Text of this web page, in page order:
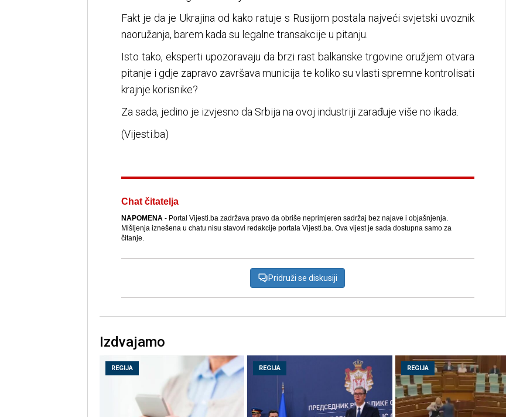
Fakt je da je Ukrajina od kako ratuje s Rusijom postala najveći svjetski uvoznik
naoružanja, barem kada su legalne transakcije u pitanju.
Isto tako, eksperti upozoravaju da brzi rast balkanske trgovine oružjem otvara
pitanje i gdje zapravo završava municija te koliko su vlasti spremne kontrolisati
krajnje korisnike?
Za sada, jedino je izvjesno da Srbija na ovoj industriji zarađuje više no ikada.
(Vijesti.ba)
Chat čitatelja
NAPOMENA- Portal Vijesti.ba zadržava pravo da obriše neprimjeren sadržaj bez najave i objašnjenja.
Mišljenja iznešena u chatu nisu stavovi redakcije portala Vijesti.ba. Ova vijest je sada dostupna samo za
čitanje.
Pridruži se diskusiji
Izdvajamo
REGIJA REGIJA REGIJA